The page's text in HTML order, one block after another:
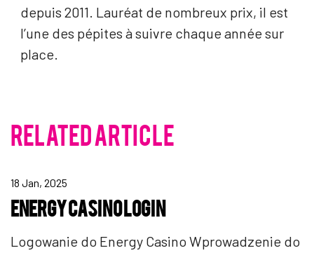
depuis 2011. Lauréat de nombreux prix, il est
l’une des pépites à suivre chaque année sur
place.
RELATED ARTICLE
18 Jan, 2025
ENERGY CASINO LOGIN
Logowanie do Energy Casino Wprowadzenie do